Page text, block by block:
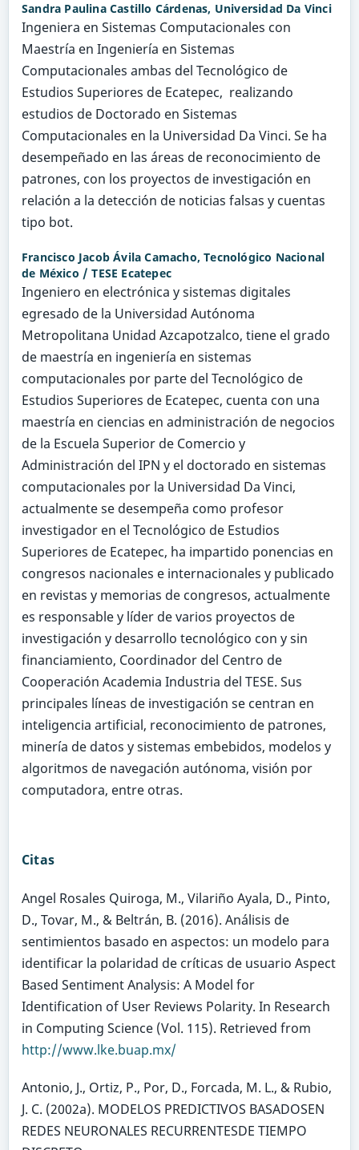
Sandra Paulina Castillo Cárdenas, Universidad Da Vinci
Ingeniera en Sistemas Computacionales con
Maestría en Ingeniería en Sistemas
Computacionales ambas del Tecnológico de
Estudios Superiores de Ecatepec, realizando
estudios de Doctorado en Sistemas
Computacionales en la Universidad Da Vinci. Se ha
desempeñado en las áreas de reconocimiento de
patrones, con los proyectos de investigación en
relación a la detección de noticias falsas y cuentas
tipo bot.
Francisco Jacob Ávila Camacho,Tecnológico Nacional
de México / TESE Ecatepec
Ingeniero en electrónica y sistemas digitales
egresado de la Universidad Autónoma
Metropolitana Unidad Azcapotzalco, tiene el grado
de maestría en ingeniería en sistemas
computacionales por parte del Tecnológico de
Estudios Superiores de Ecatepec, cuenta con una
maestría en ciencias en administración de negocios
de la Escuela Superior de Comercio y
Administración del IPN y el doctorado en sistemas
computacionales por la Universidad Da Vinci,
actualmente se desempeña como profesor
investigador en el Tecnológico de Estudios
Superiores de Ecatepec, ha impartido ponencias en
congresos nacionales e internacionales y publicado
en revistas y memorias de congresos, actualmente
es responsable y líder de varios proyectos de
investigación y desarrollo tecnológico con y sin
financiamiento, Coordinador del Centro de
Cooperación Academia Industria del TESE. Sus
principales líneas de investigación se centran en
inteligencia artificial, reconocimiento de patrones,
minería de datos y sistemas embebidos, modelos y
algoritmos de navegación autónoma, visión por
computadora, entre otras.
Citas
Angel Rosales Quiroga, M., Vilariño Ayala, D., Pinto,
D., Tovar, M., & Beltrán, B. (2016). Análisis de
sentimientos basado en aspectos: un modelo para
identificar la polaridad de críticas de usuario Aspect
Based Sentiment Analysis: A Model for
Identification of User Reviews Polarity. In Research
in Computing Science (Vol. 115). Retrieved from
http://www.lke.buap.mx/
Antonio, J., Ortiz, P., Por, D., Forcada, M. L., & Rubio,
J. C. (2002a). MODELOS PREDICTIVOS BASADOSEN
REDES NEURONALES RECURRENTESDE TIEMPO